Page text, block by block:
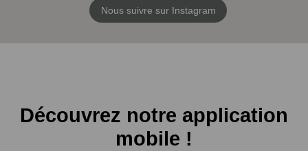
Nous suivre sur Instagram
Découvrez notre application
mobile !